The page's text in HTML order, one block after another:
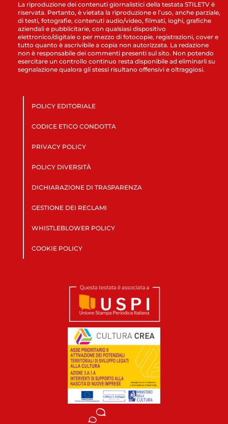
La riproduzione dei contenuti giornalistici della testata STILETV è
riservata. Pertanto, è vietata la riproduzione e l’uso, anche parziale,
di testi, fotografie, contenuti audio/video, filmati, loghi, grafiche
aziendali e pubblicitarie, con qualsiasi dispositivo
elettronico/digitale o per mezzo di fotocopie, registrazioni, cover e
tutto quanto è ascrivibile a copia non autorizzata. La redazione
non è responsabile dei commenti presenti sul sito. Non potendo
esercitare un controllo continuo resta disponibile ad eliminarli su
segnalazione qualora gli stessi risultano offensivi e oltraggiosi.
POLICY EDITORIALE
CODICE ETICO CONDOTTA
PRIVACY POLICY
POLICY DIVERSITÀ
DICHIARAZIONE DI TRASPARENZA
GESTIONE DEI RECLAMI
WHISTLEBLOWER POLICY
COOKIE POLICY